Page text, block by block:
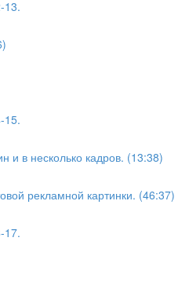
13.
15.
и в несколько кадров. (13:38)
рекламной картинки. (46:37)
17.